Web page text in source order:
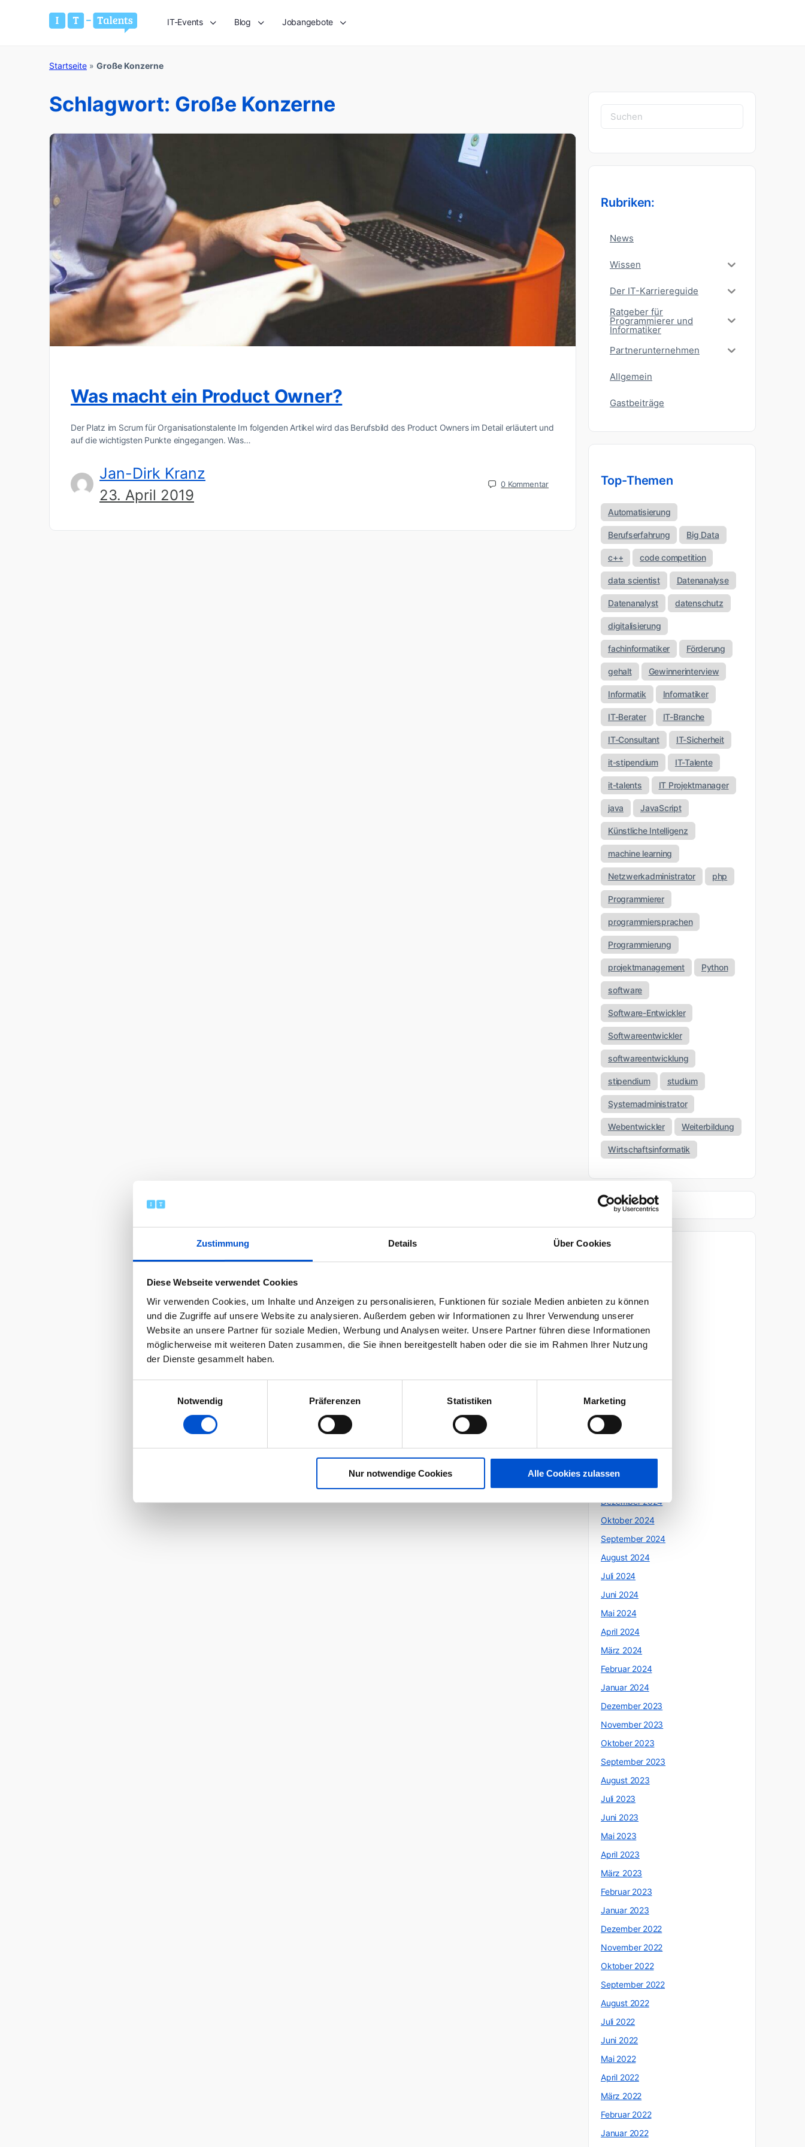
Zustimmung Details Über Cookies
Diese Webseite verwendet Cookies
Wir verwenden Cookies, um Inhalte und Anzeigen zu personalisieren, Funktionen für soziale Medien anbieten zu können
und die Zugriffe auf unsere Website zu analysieren. Außerdem geben wir Informationen zu Ihrer Verwendung unserer
Website an unsere Partner für soziale Medien, Werbung und Analysen weiter. Unsere Partner führen diese Informationen
möglicherweise mit weiteren Daten zusammen, die Sie ihnen bereitgestellt haben oder die sie im Rahmen Ihrer Nutzung
der Dienste gesammelt haben.
Notwendig
Präferenzen Statistiken Marketing
Nur notwendige Cookies Alle Cookies zulassen
IT-Events Blog Jobangebote
Startseite » Große Konzerne
Schlagwort: Große Konzerne
Was macht ein Product Owner?
Der Platz im Scrum für Organisationstalente Im folgenden Artikel wird das Berufsbild des Product Owners im Detail erläutert und
auf die wichtigsten Punkte eingegangen. Was…
Jan-Dirk Kranz
23. April 2019
0 Kommentar
Suchen
nach:
Rubriken:
News
Wissen
Der IT-Karriereguide
Ratgeber für
Programmierer und
Informatiker
Partnerunternehmen
Allgemein
Gastbeiträge
Top-Themen
Automatisierung
Berufserfahrung Big Data
c++ code competition
data scientist Datenanalyse
Datenanalyst datenschutz
digitalisierung
fachinformatiker Förderung
gehalt Gewinnerinterview
Informatik Informatiker
IT-Berater IT-Branche
IT-Consultant IT-Sicherheit
it-stipendium IT-Talente
it-talents IT Projektmanager
java JavaScript
Künstliche Intelligenz
machine learning
Netzwerkadministrator php
Programmierer
programmiersprachen
Programmierung
projektmanagement Python
software
Software-Entwickler
Softwareentwickler
softwareentwicklung
stipendium studium
Systemadministrator
Webentwickler Weiterbildung
Wirtschaftsinformatik
April 2026
März 2026
November 2025
Oktober 2025
Mai 2025
April 2025
März 2025
Dezember 2024
Oktober 2024
September 2024
August 2024
Juli 2024
Juni 2024
Mai 2024
April 2024
März 2024
Februar 2024
Januar 2024
Dezember 2023
November 2023
Oktober 2023
September 2023
August 2023
Juli 2023
Juni 2023
Mai 2023
April 2023
März 2023
Februar 2023
Januar 2023
Dezember 2022
November 2022
Oktober 2022
September 2022
August 2022
Juli 2022
Juni 2022
Mai 2022
April 2022
März 2022
Februar 2022
Januar 2022